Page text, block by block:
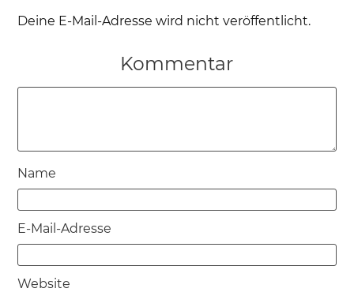
Deine E-Mail-Adresse wird nicht veröffentlicht.
Kommentar
Name
E-Mail-Adresse
Website